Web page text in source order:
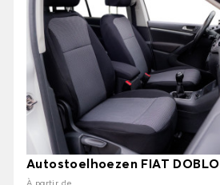
Autostoelhoezen FIAT DOBLO